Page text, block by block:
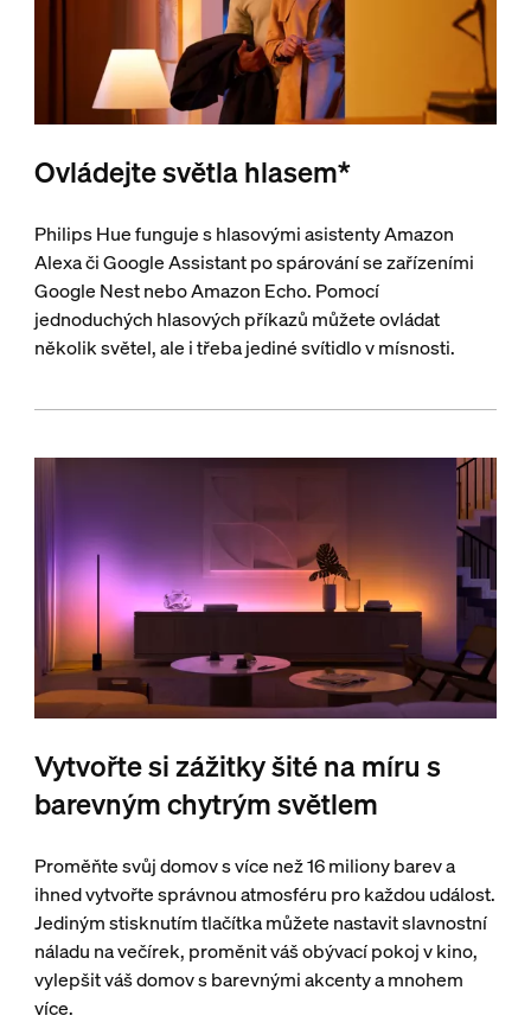
Ovládejte světla hlasem*
Philips Hue funguje s hlasovými asistenty Amazon
Alexa či Google Assistant po spárování se zařízeními
Google Nest nebo Amazon Echo. Pomocí
jednoduchých hlasových příkazů můžete ovládat
několik světel, ale i třeba jediné svítidlo v mísnosti.
Vytvořte si zážitky šité na míru s
barevným chytrým světlem
Proměňte svůj domov s více než 16 miliony barev a
ihned vytvořte správnou atmosféru pro každou událost.
Jediným stisknutím tlačítka můžete nastavit slavnostní
náladu na večírek, proměnit váš obývací pokoj v kino,
vylepšit váš domov s barevnými akcenty a mnohem
více.